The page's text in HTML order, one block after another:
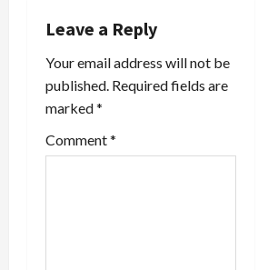
g
a
t
i
Leave a Reply
Your email address will not be
published. Required fields are
marked*
Comment*